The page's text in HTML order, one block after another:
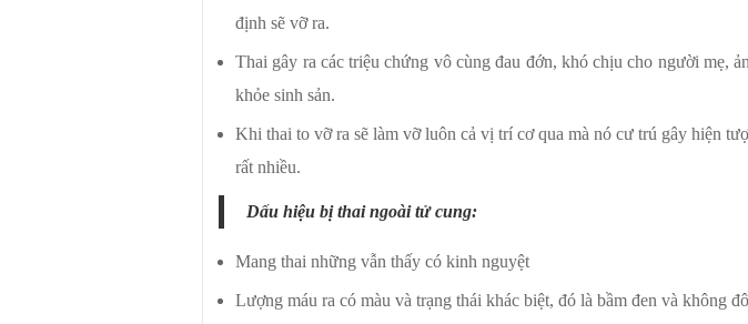
định sẽ vỡ ra.
Thai gây ra các triệu chứng vô cùng đau đớn, khó chịu cho người mẹ,
khỏe sinh sản.
Khi thai to vỡ ra sẽ làm vỡ luôn cả vị trí cơ qua mà nó cư trú gây hiện
rất nhiều.
Dấu hiệu bị thai ngoài tử cung:
Mang thai những vẫn thấy có kinh nguyệt
Lượng máu ra có màu và trạng thái khác biệt, đó là bầm đen và không